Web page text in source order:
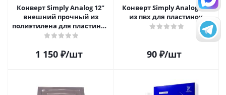
Конверт Simply Analog 12"
внешний прочный из
полиэтилена для пластинок
(25шт)
1 150₽/шт
Конверт Simply Analog 10"
из пвх для пластинок
90 ₽/шт